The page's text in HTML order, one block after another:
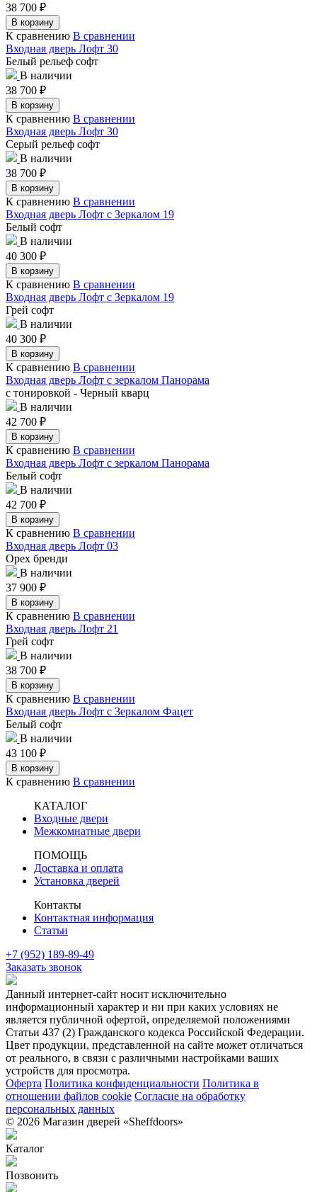
38 700 ₽
В корзину
К сравнению В сравнении
Входная дверь Лофт 30
Белый рельеф софт
В наличии
38 700 ₽
В корзину
К сравнению В сравнении
Входная дверь Лофт 30
Серый рельеф софт
В наличии
38 700 ₽
В корзину
К сравнению В сравнении
Входная дверь Лофт с Зеркалом 19
Белый софт
В наличии
40 300 ₽
В корзину
К сравнению В сравнении
Входная дверь Лофт с Зеркалом 19
Грей софт
В наличии
40 300 ₽
В корзину
К сравнению В сравнении
Входная дверь Лофт с зеркалом Панорама
с тонировкой - Черный кварц
В наличии
42 700 ₽
В корзину
К сравнению В сравнении
Входная дверь Лофт с зеркалом Панорама
Белый софт
В наличии
42 700 ₽
В корзину
К сравнению В сравнении
Входная дверь Лофт 03
Орех бренди
В наличии
37 900 ₽
В корзину
К сравнению В сравнении
Входная дверь Лофт 21
Грей софт
В наличии
38 700 ₽
В корзину
К сравнению В сравнении
Входная дверь Лофт с Зеркалом Фацет
Белый софт
В наличии
43 100 ₽
В корзину
К сравнению В сравнении
КАТАЛОГ
Входные двери
Межкомнатные двери
ПОМОЩЬ
Доставка и оплата
Установка дверей
Контакты
Контактная информация
Статьи
+7 (952) 189-89-49
Заказать звонок
Данный интернет-сайт носит исключительно
информационный характер и ни при каких условиях не
является публичной офертой, определяемой положениями
Статьи 437 (2) Гражданского кодекса Российской Федерации.
Цвет продукции, представленной на сайте может отличаться
от реального, в связи с различными настройками ваших
устройств для просмотра.
Оферта Политика конфиденциальности Политика в
отношении файлов cookie Согласие на обработку
персональных данных
© 2026 Магазин дверей «Sheffdoors»
Каталог
Позвонить